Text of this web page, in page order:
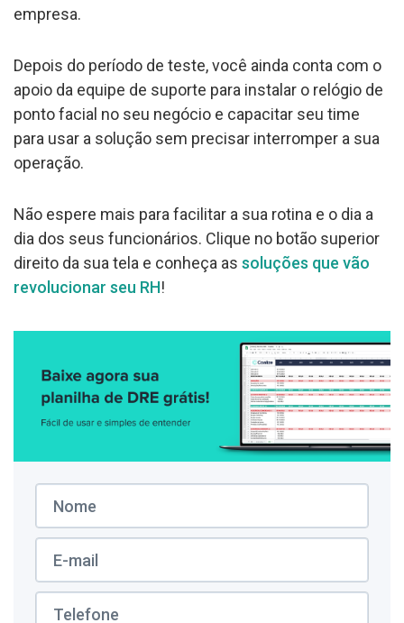
empresa.
Depois do período de teste, você ainda conta com o
apoio da equipe de suporte para instalar o relógio de
ponto facial no seu negócio e capacitar seu time
para usar a solução sem precisar interromper a sua
operação.
Não espere mais para facilitar a sua rotina e o dia a
dia dos seus funcionários. Clique no botão superior
direito da sua tela e conheça as soluções que vão
revolucionar seu RH!